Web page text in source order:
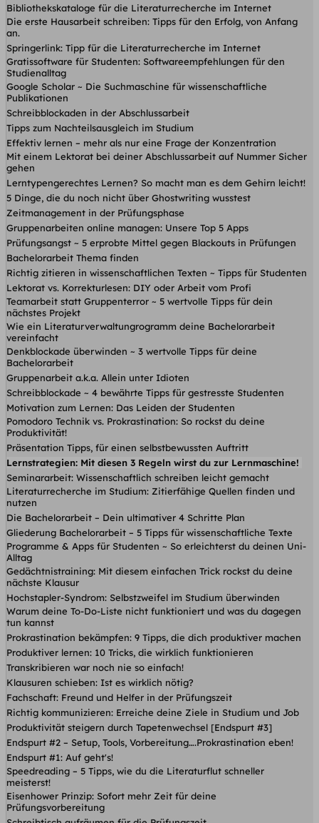
Bibliothekskataloge für die Literaturrecherche im Internet
Die erste Hausarbeit schreiben: Tipps für den Erfolg, von Anfang
an.
Springerlink: Tipp für die Literaturrecherche im Internet
Gratissoftware für Studenten: Softwareempfehlungen für den
Studienalltag
Google Scholar ~ Die Suchmaschine für wissenschaftliche
Publikationen
Schreibblockaden in der Abschlussarbeit
Tipps zum Nachteilsausgleich im Studium
Effektiv lernen – mehr als nur eine Frage der Konzentration
Mit einem Lektorat bei deiner Abschlussarbeit auf Nummer Sicher
gehen
Lerntypengerechtes Lernen? So macht man es dem Gehirn leicht!
5 Dinge, die du noch nicht über Ghostwriting wusstest
Zeitmanagement in der Prüfungsphase
Gruppenarbeiten online managen: Unsere Top 5 Apps
Prüfungsangst ~ 5 erprobte Mittel gegen Blackouts in Prüfungen
Bachelorarbeit Thema finden
Richtig zitieren in wissenschaftlichen Texten ~ Tipps für Studenten
Lektorat vs. Korrekturlesen: DIY oder Arbeit vom Profi
Teamarbeit statt Gruppenterror ~ 5 wertvolle Tipps für dein
nächstes Projekt
Wie ein Literaturverwaltungrogramm deine Bachelorarbeit
vereinfacht
Denkblockade überwinden ~ 3 wertvolle Tipps für deine
Bachelorarbeit
Gruppenarbeit a.k.a. Allein unter Idioten
Schreibblockade ~ 4 bewährte Tipps für gestresste Studenten
Motivation zum Lernen: Das Leiden der Studenten
Pomodoro Technik vs. Prokrastination: So rockst du deine
Produktivität!
Präsentation Tipps, für einen selbstbewussten Auftritt
Lernstrategien: Mit diesen 3 Regeln wirst du zur Lernmaschine!
Seminararbeit: Wissenschaftlich schreiben leicht gemacht
Literaturrecherche im Studium: Zitierfähige Quellen finden und
nutzen
Die Bachelorarbeit – Dein ultimativer 4 Schritte Plan
Gliederung Bachelorarbeit – 5 Tipps für wissenschaftliche Texte
Programme & Apps für Studenten ~ So erleichterst du deinen Uni-
Alltag
Gedächtnistraining: Mit diesem einfachen Trick rockst du deine
nächste Klausur
Hochstapler-Syndrom: Selbstzweifel im Studium überwinden
Warum deine To-Do-Liste nicht funktioniert und was du dagegen
tun kannst
Prokrastination bekämpfen: 9 Tipps, die dich produktiver machen
Produktiver lernen: 10 Tricks, die wirklich funktionieren
Transkribieren war noch nie so einfach!
Klausuren schieben: Ist es wirklich nötig?
Fachschaft: Freund und Helfer in der Prüfungszeit
Richtig kommunizieren: Erreiche deine Ziele in Studium und Job
Produktivität steigern durch Tapetenwechsel [Endspurt #3]
Endspurt #2 – Setup, Tools, Vorbereitung….Prokrastination eben!
Endspurt #1: Auf geht's!
Speedreading – 5 Tipps, wie du die Literaturflut schneller
meisterst!
Eisenhower Prinzip: Sofort mehr Zeit für deine
Prüfungsvorbereitung